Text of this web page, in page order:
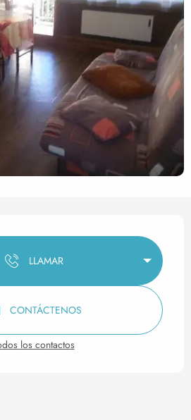
datos de
LLAMAR
CONTÁCTENOS
los contactos